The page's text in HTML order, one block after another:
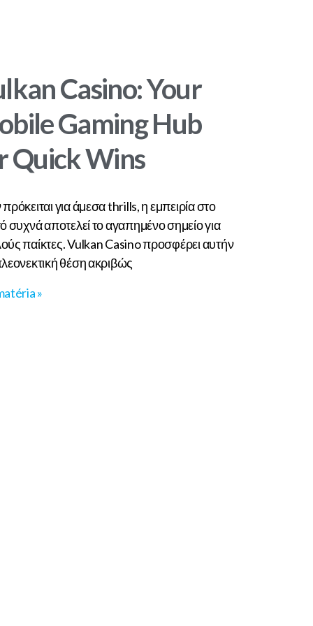
Casino: Your
Gaming Hub
Quick Wins
για άμεσα thrills, η εμπειρία στο
συχνά αποτελεί το αγαπημένο σημείο για
παίκτες. Vulkan Casino προσφέρει αυτήν
θέση ακριβώς
»